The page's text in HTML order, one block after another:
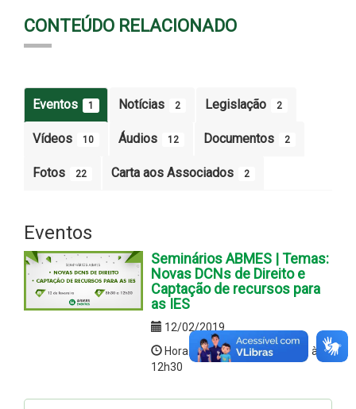
CONTEÚDO RELACIONADO
Eventos 1 Notícias 2 Legislação 2
Vídeos 10 Áudios 12 Documentos 2
Fotos 22 Carta aos Associados 2
Eventos
Seminários ABMES | Temas:
Novas DCNs de Direito e
Captação de recursos para
as IES
12/02/2019
Hora:8h30 (credenciamento) às
12h30